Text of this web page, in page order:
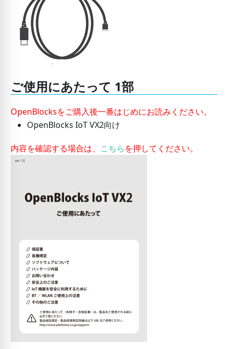
ご使用にあたって 1部
OpenBlocksをご購入後一番はじめにお読みください。
OpenBlocks IoT VX2向け
内容を確認する場合は、 こちらを押してください。